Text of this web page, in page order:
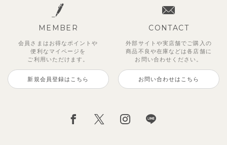
MEMBER
会員さまはお得なポイントや
便利な マイページを
ご利用いただけます。
新規会員登録はこちら
CONTACT
外部サイトや実店舗でご購入の
商品不良や在庫などは各店舗に
お問い合わせください。
お問い合わせはこちら